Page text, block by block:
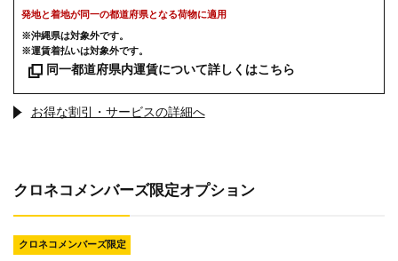
発地と着地が同一の都道府県となる荷物に適用
※沖縄県は対象外です。
※運賃着払いは対象外です。
同一都道府県内運賃について詳しくはこちら
お得な割引・サービスの詳細へ
クロネコメンバーズ限定オプション
クロネコメンバーズ限定